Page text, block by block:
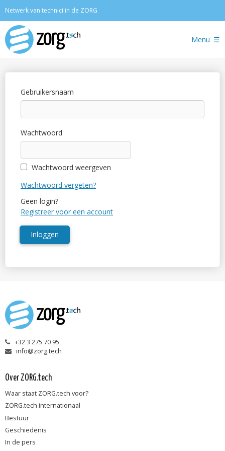
Netwerk van technici in de ZORG
Menu
Gebruikersnaam
Wachtwoord
Wachtwoord weergeven
Wachtwoord vergeten?
Geen login?
Registreer voor een account
Inloggen
+32 3 275 70 95
info@zorg.tech
Over ZORG.tech
Waar staat ZORG.tech voor?
ZORG.tech internationaal
Bestuur
Geschiedenis
In de pers